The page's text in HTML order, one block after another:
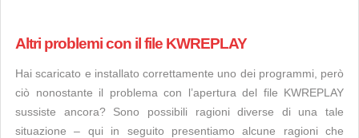
Altri problemi con il file KWREPLAY
Hai scaricato e installato correttamente uno dei programmi, però
ciò nonostante il problema con l’apertura del file KWREPLAY
sussiste ancora? Sono possibili ragioni diverse di una tale
situazione – qui in seguito presentiamo alcune ragioni che